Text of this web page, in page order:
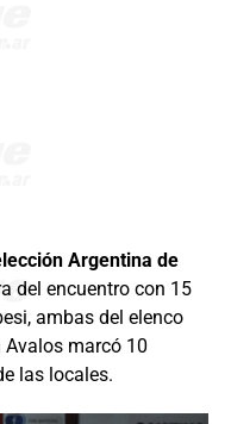
Argentina de
del encuentro con 15
ambas del elenco
Avalos marcó 10
las locales.